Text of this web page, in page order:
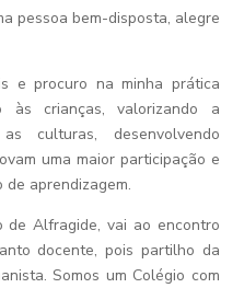
pessoa bem-disposta, alegre
e procuro na minha prática
às crianças, valorizando a
culturas, desenvolvendo
uma maior participação e
aprendizagem.
de Alfragide, vai ao encontro
docente, pois partilho da
Somos um Colégio com